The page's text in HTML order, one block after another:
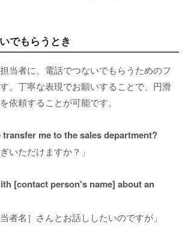
でもらうとき
当者に、電話でつないでもらうためのフ
。丁寧な表現でお願いすることで、円滑
依頼することが可能です。
me to the sales department?
いただけますか？」
[contact person's name] about an
者名］さんとお話ししたいのですが」